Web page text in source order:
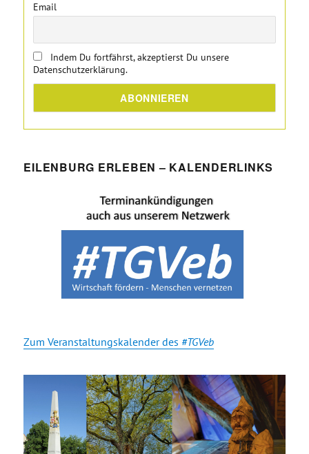
Email
Indem Du fortfährst, akzeptierst Du unsere
Datenschutzerklärung.
EILENBURG ERLEBEN – KALENDERLINKS
Zum Veranstaltungskalender des #TGVeb